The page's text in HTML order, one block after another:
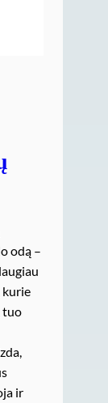
odą –
kurie
tuo
ir